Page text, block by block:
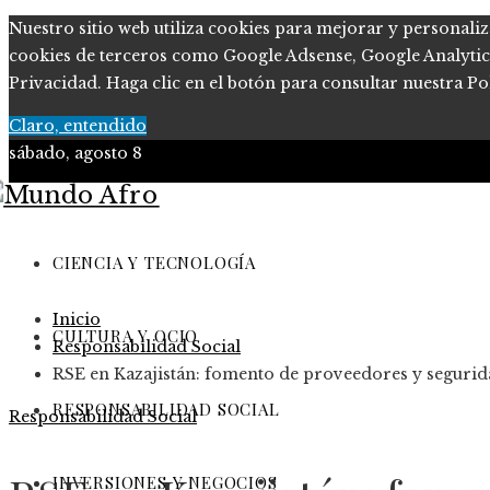
Nuestro sitio web utiliza cookies para mejorar y
cookies de terceros como Google Adsense, Google
Privacidad. Haga clic en el botón para consultar nuestra
Claro, entendido
sábado, agosto 8
Ciencia y tecnología
Inversiones y negocios
CIENCIA Y TECNOLOGÍA
CULTURA Y OCIO
RESPONSABILIDAD SOCIAL
INVERSIONES Y NEGOCIOS
Inicio
Responsabilidad Social
RSE en Kazajistán: fomento de proveedores y
Responsabilidad Social